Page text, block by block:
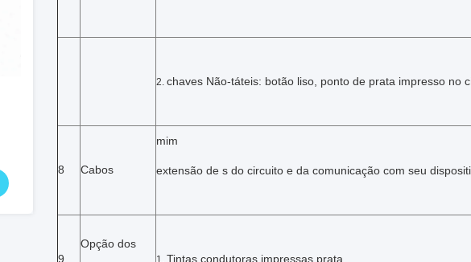
2. chaves Não-táteis: botão liso, ponto de prata impresso no
8 Cabos
mim
extensão de s do circuito e da comunicação com seu
9
Opção dos
1. Tintas condutoras impressas prata